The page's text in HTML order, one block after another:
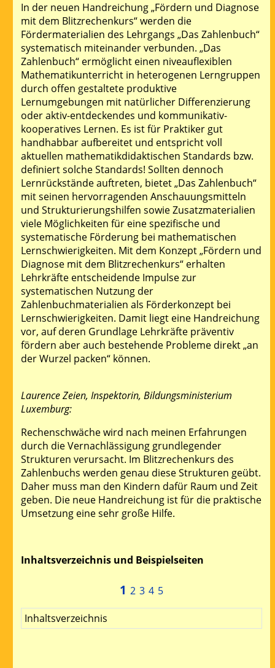
In der neuen Handreichung „Fördern und Diagnose
mit dem Blitzrechenkurs“ werden die
Fördermaterialien des Lehrgangs „Das Zahlenbuch“
systematisch miteinander verbunden. „Das
Zahlenbuch“ ermöglicht einen niveauflexiblen
Mathematikunterricht in heterogenen Lerngruppen
durch offen gestaltete produktive
Lernumgebungen mit natürlicher Differenzierung
oder aktiv-entdeckendes und kommunikativ-
kooperatives Lernen. Es ist für Praktiker gut
handhabbar aufbereitet und entspricht voll
aktuellen mathematikdidaktischen Standards bzw.
definiert solche Standards! Sollten dennoch
Lernrückstände auftreten, bietet „Das Zahlenbuch“
mit seinen hervorragenden Anschauungsmitteln
und Strukturierungshilfen sowie Zusatzmaterialien
viele Möglichkeiten für eine spezifische und
systematische Förderung bei mathematischen
Lernschwierigkeiten. Mit dem Konzept „Fördern und
Diagnose mit dem Blitzrechenkurs“ erhalten
Lehrkräfte entscheidende Impulse zur
systematischen Nutzung der
Zahlenbuchmaterialien als Förderkonzept bei
Lernschwierigkeiten. Damit liegt eine Handreichung
vor, auf deren Grundlage Lehrkräfte präventiv
fördern aber auch bestehende Probleme direkt „an
der Wurzel packen“ können.
Laurence Zeien, Inspektorin, Bildungsministerium
Luxemburg:
Rechenschwäche wird nach meinen Erfahrungen
durch die Vernachlässigung grundlegender
Strukturen verursacht. Im Blitzrechenkurs des
Zahlenbuchs werden genau diese Strukturen geübt.
Daher muss man den Kindern dafür Raum und Zeit
geben. Die neue Handreichung ist für die praktische
Umsetzung eine sehr große Hilfe.
Inhaltsverzeichnis und Beispielseiten
1 2 3 4 5
Inhaltsverzeichnis